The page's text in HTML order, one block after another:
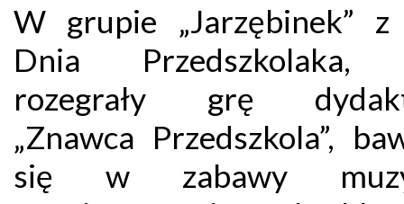
W grupie „Jarzębinek” z
Dnia Przedszkolaka,
rozegrały grę
„Znawca Przedszkola”,
się w zabawy